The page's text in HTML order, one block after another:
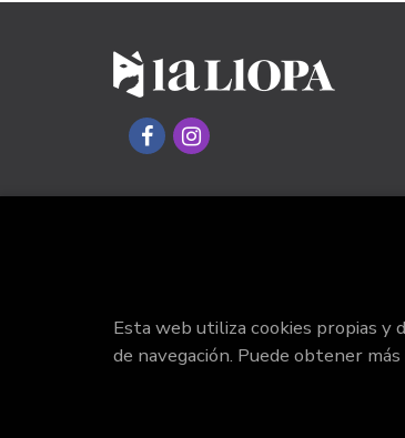
Esta web utiliza cookies propias y
de navegación. Puede obtener